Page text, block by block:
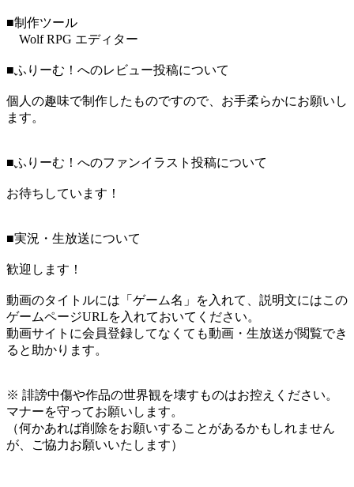
■制作ツール
Wolf RPG エディター
■ふりーむ！へのレビュー投稿について
個人の趣味で制作したものですので、お手柔らかにお願いし
ます。
■ふりーむ！へのファンイラスト投稿について
お待ちしています！
■実況・生放送について
歓迎します！
動画のタイトルには「ゲーム名」を入れて、説明文にはこの
ゲームページURLを入れておいてください。
動画サイトに会員登録してなくても動画・生放送が閲覧でき
ると助かります。
※ 誹謗中傷や作品の世界観を壊すものはお控えください。
マナーを守ってお願いします。
（何かあれば削除をお願いすることがあるかもしれません
が、ご協力お願いいたします）